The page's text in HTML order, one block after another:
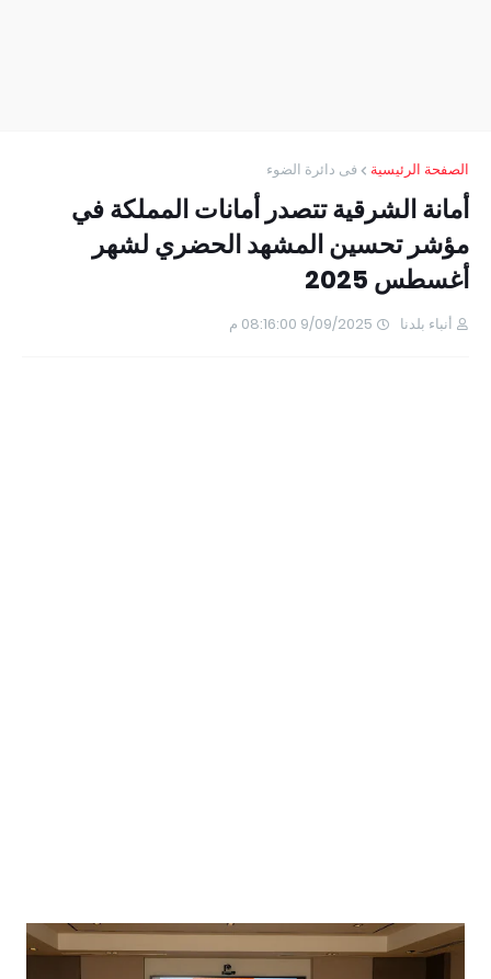
الصفحة الرئيسية فى دائرة الضوء
أمانة الشرقية تتصدر أمانات المملكة في
مؤشر تحسين المشهد الحضري لشهر
أغسطس 2025
أنباء بلدنا 9/09/2025 08:16:00 م